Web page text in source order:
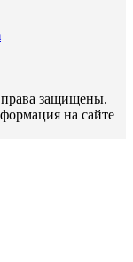
защищены.
на сайте